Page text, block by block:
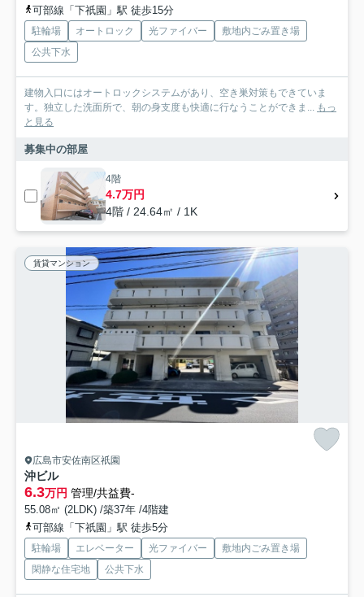
可部線「下祇園」駅 徒歩15分
駐輪場 オートロック 光ファイバー
敷地内ごみ置き場
公共下水
建物入口にはオートロックシステムがあり、空き巣対策もできていま
す。独立した洗面所で、朝の身支度も快適に行なうことができま... もっ
と見る
募集中の部屋
4階
4.7万円
4階 / 24.64㎡ / 1K
賃貸マンション
広島市安佐南区祇園
沖ビル
6.3万円 管理/共益費-
55.08㎡ (2LDK) /築37年 /4階建
可部線「下祇園」駅 徒歩5分
駐輪場 エレベーター 光ファイバー
敷地内ごみ置き場
閑静な住宅地
公共下水